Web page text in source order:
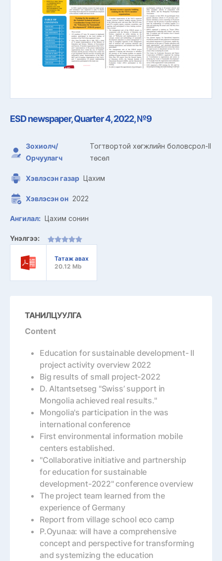
ESD newspaper, Quarter 4, 2022, №9
Зохиолч/
Орчуулагч
Тогтвортой хөгжлийн боловсрол-II
төсөл
Хэвлэсэн газар Цахим
Хэвлэсэн он 2022
Ангилал: Цахим сонин
Үнэлгээ:
Татаж авах
20.12 Mb
ТАНИЛЦУУЛГА
Content
Education for sustainable development- II
project activity overview 2022
Big results of small project-2022
D. Altantsetseg "Swiss’ support in
Mongolia achieved real results."
Mongolia's participation in the was
international conference
First environmental information mobile
centers established.
"Collaborative initiative and partnership
for education for sustainable
development-2022" conference overview
The project team learned from the
experience of Germany
Report from village school eco camp
P.Oyunaa: will have a comprehensive
concept and perspective for transforming
and systemizing the education